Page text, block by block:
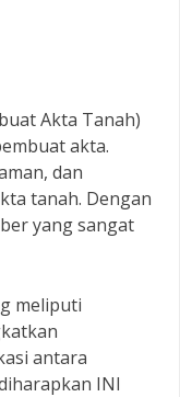
Akta Tanah)
akta.
dan
tanah. Dengan
yang sangat
meliputi
antara
INI